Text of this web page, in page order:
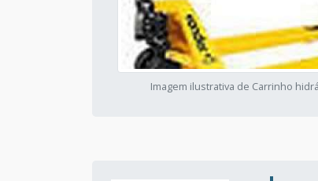
Imagem ilustrativa de Carrinho